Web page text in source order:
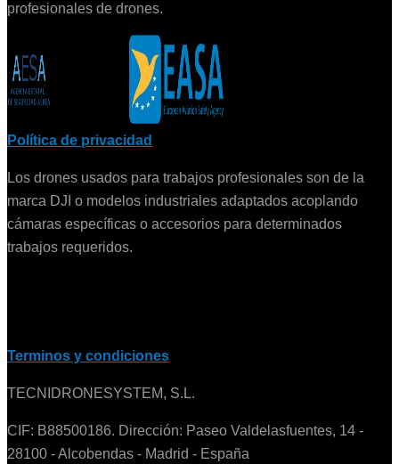
profesionales de drones.
Política de privacidad
Los drones usados para trabajos profesionales son de la
marca DJI o modelos industriales adaptados acoplando
cámaras específicas o accesorios para determinados
trabajos requeridos.
Terminos y condiciones
TECNIDRONESYSTEM, S.L.
CIF: B88500186. Dirección: Paseo Valdelasfuentes, 14 -
28100 - Alcobendas - Madrid - España